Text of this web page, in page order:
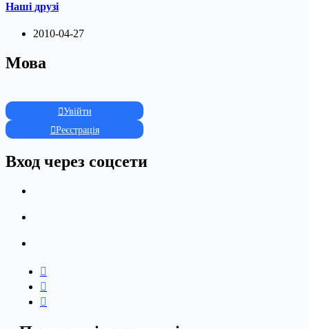
Наші друзі
2010-04-27
Мова
Увійти
Реєстрація
Вход через соцсети